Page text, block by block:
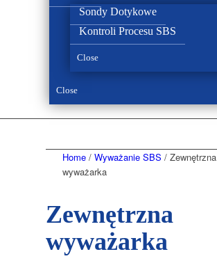
Sondy Dotykowe
Kontroli Procesu SBS
Close
Close
Home / Wyważanie SBS / Zewnętrzna
wyważarka
Zewnętrzna
wyważarka